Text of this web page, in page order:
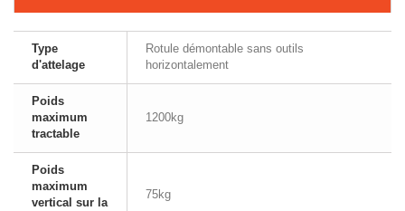
Type
d'attelage
Rotule démontable sans outils
horizontalement
Poids
maximum
tractable
1200kg
Poids
maximum
vertical sur la
75kg